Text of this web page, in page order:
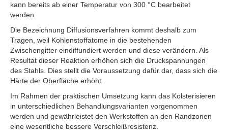
kann bereits ab einer Temperatur von 300 °C bearbeitet
werden.
Die Bezeichnung Diffusionsverfahren kommt deshalb zum
Tragen, weil Kohlenstoffatome in die bestehenden
Zwischengitter eindiffundiert werden und diese verändern. Als
Resultat dieser Reaktion erhöhen sich die Druckspannungen
des Stahls. Dies stellt die Voraussetzung dafür dar, dass sich die
Härte der Oberfläche erhöht.
Im Rahmen der praktischen Umsetzung kann das Kolsterisieren
in unterschiedlichen Behandlungsvarianten vorgenommen
werden und gewährleistet den Werkstoffen an den Randzonen
eine wesentliche bessere Verschleißresistenz.